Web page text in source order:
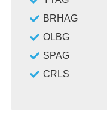
BRHAG
OLBG
SPAG
CRLS